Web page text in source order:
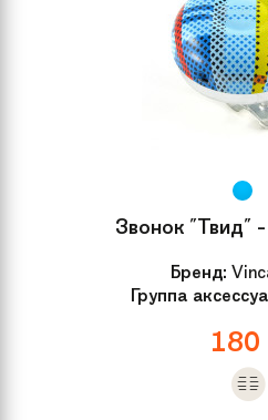
Звонок "Твид"
Бренд:
Группа
180